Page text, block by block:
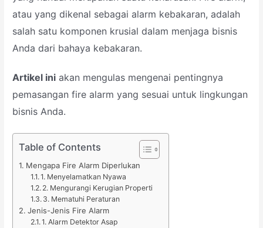
atau yang dikenal sebagai alarm kebakaran, adalah
salah satu komponen krusial dalam menjaga bisnis
Anda dari bahaya kebakaran.
Artikel ini akan mengulas mengenai pentingnya
pemasangan fire alarm yang sesuai untuk lingkungan
bisnis Anda.
Table of Contents
Mengapa Fire Alarm Diperlukan
1. Menyelamatkan Nyawa
2. Mengurangi Kerugian Properti
3. Mematuhi Peraturan
Jenis-Jenis Fire Alarm
1. Alarm Detektor Asap